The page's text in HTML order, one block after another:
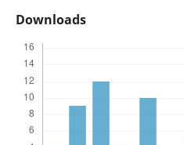
Downloads